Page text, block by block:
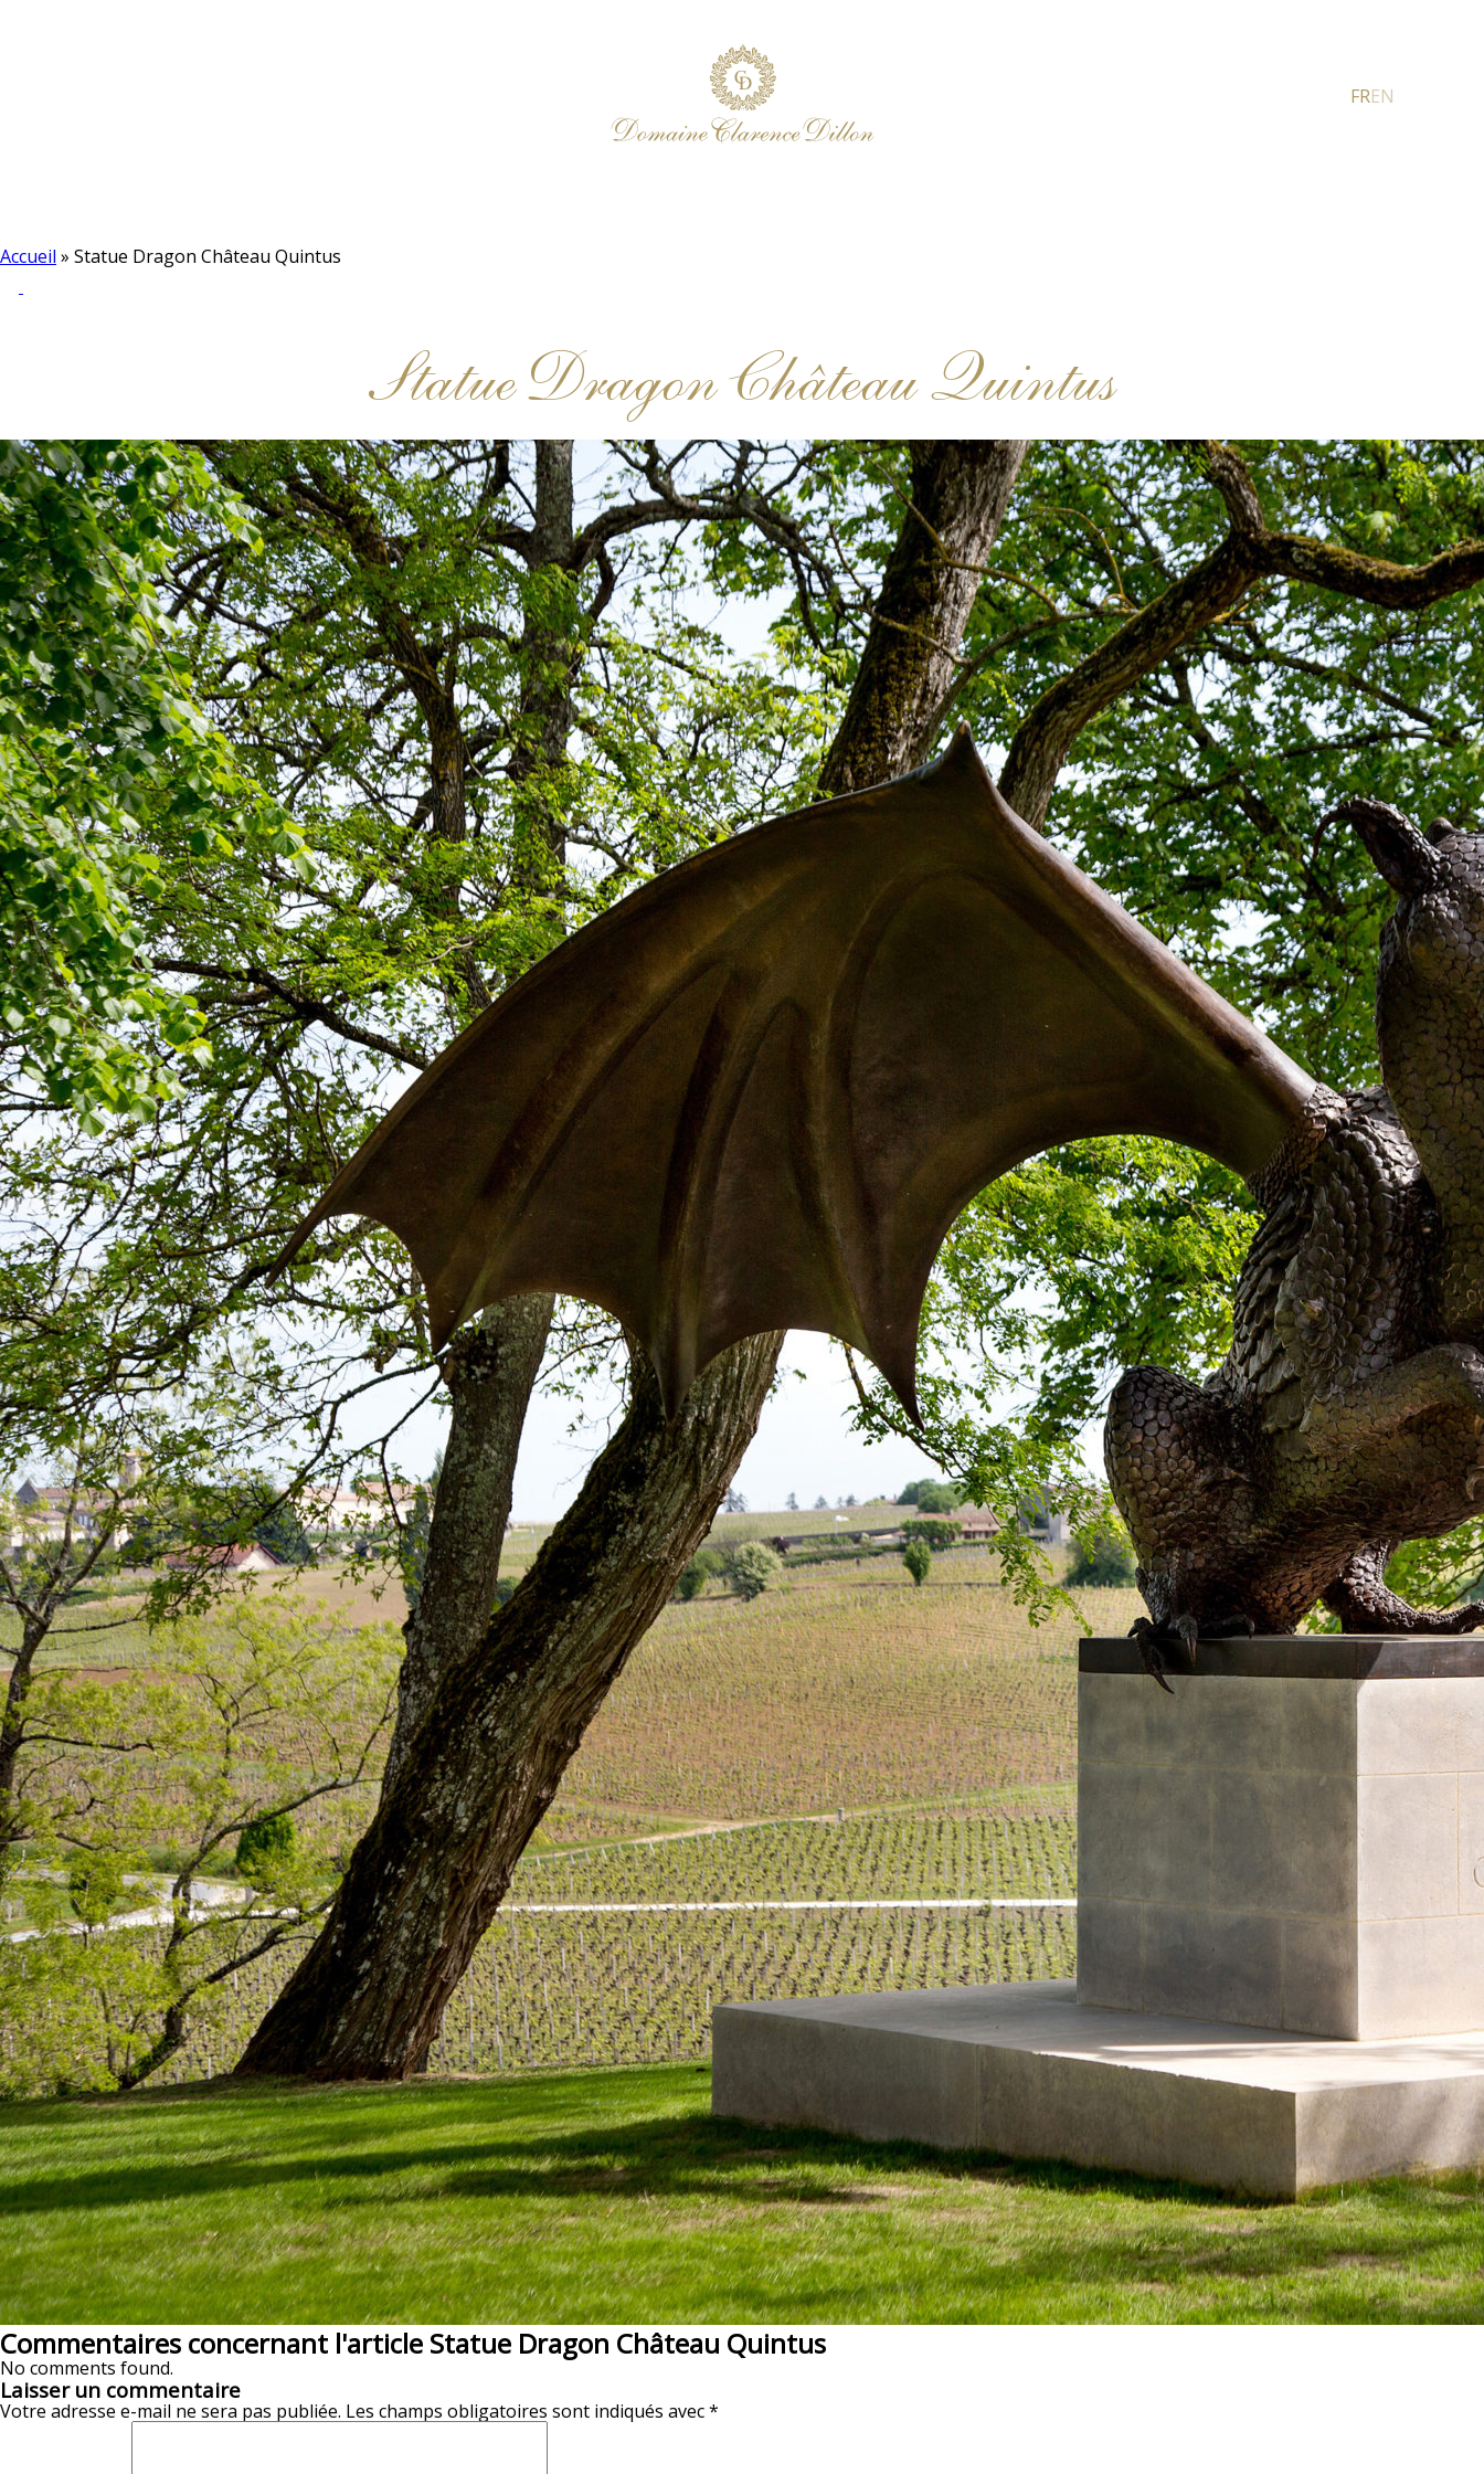
FREN
Accueil » Statue Dragon Château Quintus
Statue Dragon Château Quintus
Commentaires concernant l'article Statue Dragon Château Quintus
No comments found.
Laisser un commentaire
Votre adresse e-mail ne sera pas publiée. Les champs obligatoires sont indiqués avec*